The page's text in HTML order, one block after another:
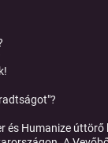
és Humanize úttörő